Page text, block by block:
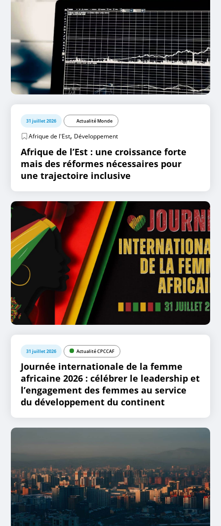
31 juillet 2026 Actualité Monde
Afrique de l'Est, Développement
Afrique de l’Est : une croissance forte
mais des réformes nécessaires pour
une trajectoire inclusive
31 juillet 2026 Actualité CPCCAF
Journée internationale de la femme
africaine 2026 : célébrer le leadership et
l’engagement des femmes au service
du développement du continent